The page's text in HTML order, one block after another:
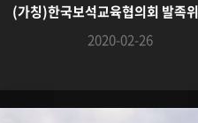
(가칭)한국보석교육협의회 발족
2020-02-26